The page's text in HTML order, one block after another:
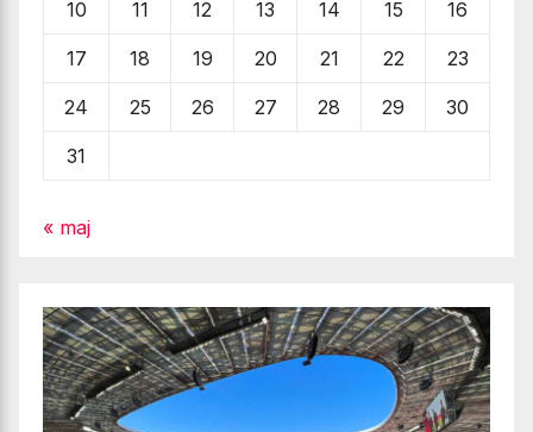
10 11 12 13 14 15 16
17 18 19 20 21 22 23
24 25 26 27 28 29 30
31
« maj